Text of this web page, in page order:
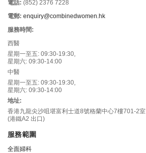
電話: (852) 2376 7228
電郵: enquiry@combinedwomen.hk
服務時間:
西醫
星期一至五: 09:30-19:30,
星期六: 09:30-14:00
中醫
星期一至五: 09:30-19:30,
星期六: 09:30-14:00
地址:
香港九龍尖沙咀堪富利士道8號格蘭中心7樓701-2室
(港鐵A2 出口)
服務範圍
全面婦科